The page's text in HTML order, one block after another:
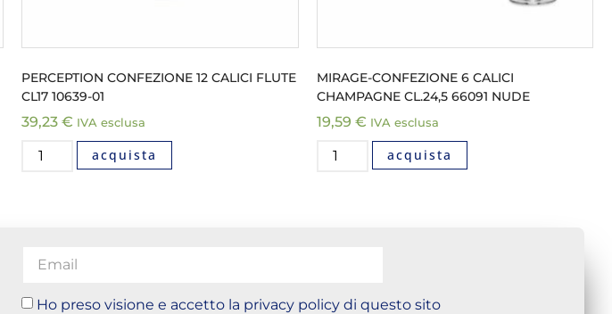
PERCEPTION CONFEZIONE 12 CALICI FLUTE
CL17 10639-01
39,23 € IVA esclusa
acquista
MIRAGE-CONFEZIONE 6 CALICI
CHAMPAGNE CL.24,5 66091 NUDE
19,59 € IVA esclusa
acquista
Ho preso visione e accetto la privacy policy di questo sito